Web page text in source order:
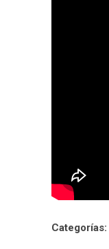
Categorías: